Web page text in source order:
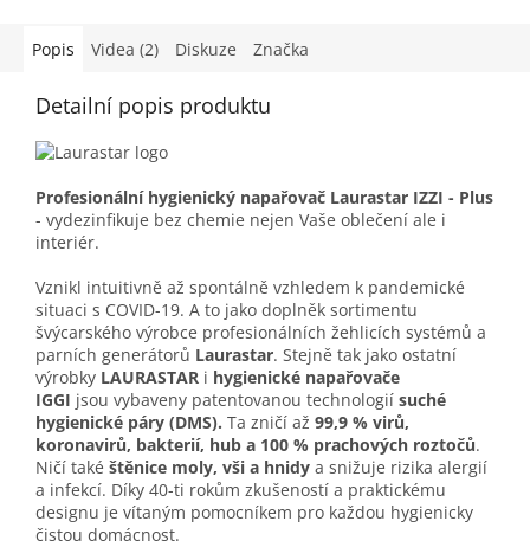
Popis Videa (2) Diskuze Značka
Detailní popis produktu
Profesionální hygienický napařovač Laurastar IZZI - Plus
- vydezinfikuje bez chemie nejen Vaše oblečení ale i
interiér.
Vznikl intuitivně až spontálně vzhledem k pandemické
situaci s COVID-19. A to jako doplněk sortimentu
švýcarského výrobce profesionálních žehlicích systémů a
parních generátorů Laurastar. Stejně tak jako ostatní
výrobky LAURASTAR i hygienické napařovače
IGGI jsou vybaveny patentovanou technologií suché
hygienické páry (DMS). Ta zničí až 99,9 % virů,
koronavirů, bakterií, hub a 100 % prachových roztočů.
Ničí také štěnice moly, vši a hnidy a snižuje rizika alergií
a infekcí. Díky 40-ti rokům zkušeností a praktickému
designu je vítaným pomocníkem pro každou hygienicky
čistou domácnost.